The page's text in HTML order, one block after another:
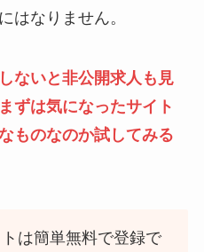
はなりません。
ないと非公開求人も見
ずは気になったサイト
ものなのか試してみる
は簡単無料で登録で